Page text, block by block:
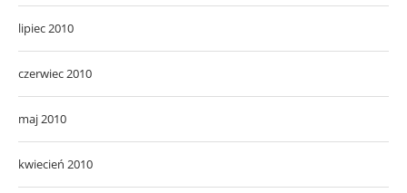
lipiec 2010
czerwiec 2010
maj 2010
kwiecień 2010